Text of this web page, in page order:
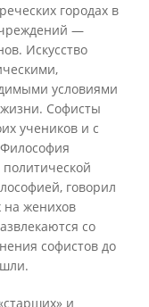
городах в
—
Искусство
условиями
Софисты
учеников и с
говорил
на женихов
со
софистов до
и